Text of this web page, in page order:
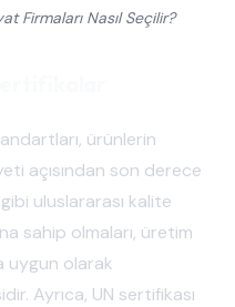
Firmaları Nasıl Seçilir?
ürünlerin
açısından son derece
uluslararası kalite
sahip olmaları, üretim
uygun olarak
Ayrıca, UN sertifikası